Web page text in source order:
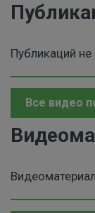
Публикаций
Все видео